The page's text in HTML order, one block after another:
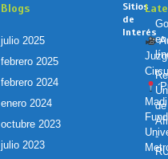
Sitios
de
Interés
en
de
-
Blogs
julio 2025
febrero 2025
febrero 2024
enero 2024
octubre 2023
julio 2023